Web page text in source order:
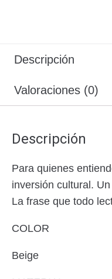
Descripción
Valoraciones (0)
Descripción
Para quienes
inversión cultural.
La frase que todo
COLOR
Beige